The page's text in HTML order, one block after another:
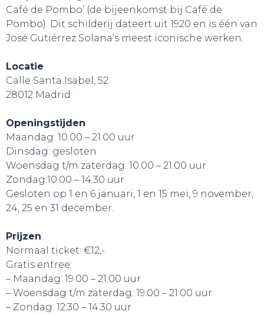
Café de Pombo’ (de bijeenkomst bij Café de
Pombo). Dit schilderij dateert uit 1920 en is één van
José Gutiérrez Solana’s meest iconische werken.
Locatie
Calle Santa Isabel, 52
28012 Madrid
Openingstijden
Maandag: 10.00 – 21.00 uur
Dinsdag: gesloten
Woensdag t/m zaterdag: 10.00 – 21.00 uur
Zondag:10.00 – 14.30 uur
Gesloten op 1 en 6 januari, 1 en 15 mei, 9 november,
24, 25 en 31 december.
Prijzen
Normaal ticket: €12,-
Gratis entree:
– Maandag: 19:00 – 21:00 uur
– Woensdag t/m zaterdag: 19:00 – 21:00 uur
– Zondag: 12:30 – 14:30 uur